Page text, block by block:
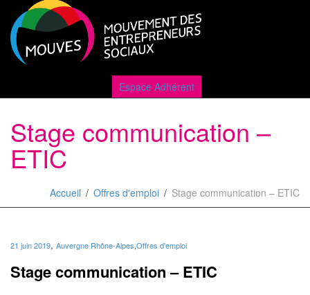
Espace Adhérent
Stage communication –
ETIC
Accueil Offres d'emploi Stage communication – ETIC
21 juin 2019, Auvergne Rhône-Alpes,Offres d'emploi
Stage communication – ETIC